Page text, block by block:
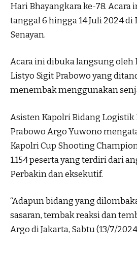
Hari Bhayangkara ke-78.
tanggal 6 hingga 14 Juli 2024 di
Senayan.
Acara ini dibuka langsung oleh
Listyo Sigit Prabowo yang
menembak menggunakan
Asisten Kapolri Bidang Logistik
Prabowo Argo Yuwono
Kapolri Cup Shooting
1.154 peserta yang terdiri dari
Perbakin dan eksekutif.
“Adapun bidang yang
sasaran, tembak reaksi dan
Argo di Jakarta, Sabtu (13/7/